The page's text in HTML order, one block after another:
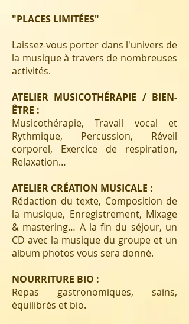
"PLACES LIMITÉES"
Laissez-vous porter dans l'univers de
la musique à travers de nombreuses
activités.
ATELIER MUSICOTHÉRAPIE / BIEN-
ÊTRE :
Musicothérapie, Travail vocal et
Rythmique, Percussion, Réveil
corporel, Exercice de respiration,
Relaxation…
ATELIER CRÉATION MUSICALE :
Rédaction du texte, Composition de
la musique, Enregistrement, Mixage
& mastering… A la fin du séjour, un
CD avec la musique du groupe et un
album photos vous sera donné.
NOURRITURE BIO :
Repas gastronomiques, sains,
équilibrés et bio.